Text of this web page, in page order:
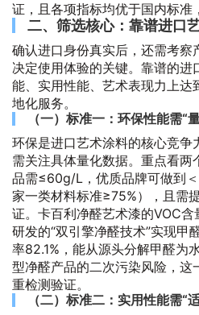
证，且各项指标均优于国内标准
二、筛选核心：靠谱进口
确认进口身份真实后，还需考察
决定使用体验的关键。靠谱的进
能、实用性能、艺术表现力上达
地化服务。
（一）标准一：环保性能需“
环保是进口艺术涂料的核心竞争
需关注具体量化数据。重点看两
品需≤60g/L，优质品牌可做到
家一类材料标准≥75%），且需
证。卡百利净醛艺术漆的VOC
研发的“双引擎净醛技术”实现甲
率82.1%，能从源头分解甲醛为
型净醛产品的二次污染风险，这
重检测验证。
（二）标准二：实用性能需“